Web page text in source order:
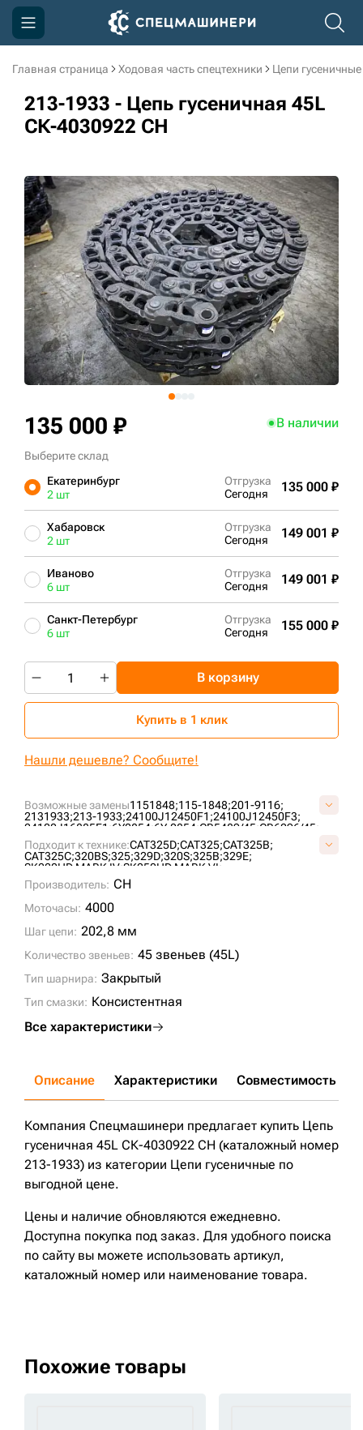
Главная страница Ходовая часть спецтехники Цепи гусеничные
213-1933 - Цепь гусеничная 45L
СК-4030922 CH
Возможные замены1151848;115-1848;201-9116;
2131933;213-1933;24100J12450F1;24100J12450F3;
24100J16885F1;6Y0854;6Y-0854;CR5489/45;CR6296/45;
EY627600M00045;
EY627700M00045; EY627700S00045;
VCR5489/45HDV;VE16270645;
Подходит к технике:CAT325D;CAT325;CAT325B;
CAT325C;320BS;325;329D;320S;325B;329E;
SK220HD MARK IV;SK250HD MARK VI;
Производитель: CH
Моточасы: 4000
Шаг цепи: 202,8 мм
Количество звеньев: 45 звеньев (45L)
Тип шарнира: Закрытый
Тип смазки: Консистентная
Все характеристики
135 000 ₽ В наличии
Выберите склад
Екатеринбург
2 шт
Отгрузка
Сегодня
135 000 ₽
Хабаровск
2 шт
Отгрузка
Сегодня
149 001 ₽
Иваново
6 шт
Отгрузка
Сегодня
149 001 ₽
Санкт-Петербург
6 шт
Отгрузка
Сегодня
155 000 ₽
В корзину
Купить в 1 клик
Нашли дешевле? Сообщите!
Описание Характеристики Совместимость
Компания Спецмашинери предлагает купить Цепь
гусеничная 45L СК-4030922 CH (каталожный номер
213-1933) из категории Цепи гусеничные по
выгодной цене.
Цены и наличие обновляются ежедневно.
Доступна покупка под заказ. Для удобного поиска
по сайту вы можете использовать артикул,
каталожный номер или наименование товара.
Похожие товары
Компания
Акции
Информация
Контакты
3D тур по производству
3D тур по складам
sksale@skdst.ru
+7 (499) 394-50-93